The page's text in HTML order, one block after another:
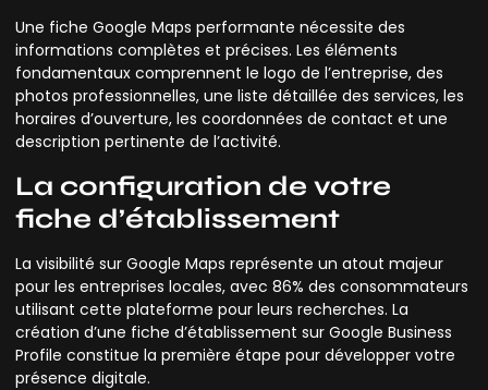
Une fiche Google Maps performante nécessite des
informations complètes et précises. Les éléments
fondamentaux comprennent le logo de l’entreprise, des
photos professionnelles, une liste détaillée des services, les
horaires d’ouverture, les coordonnées de contact et une
description pertinente de l’activité.
La configuration de votre
fiche d’établissement
La visibilité sur Google Maps représente un atout majeur
pour les entreprises locales, avec 86% des consommateurs
utilisant cette plateforme pour leurs recherches. La
création d’une fiche d’établissement sur Google Business
Profile constitue la première étape pour développer votre
présence digitale.